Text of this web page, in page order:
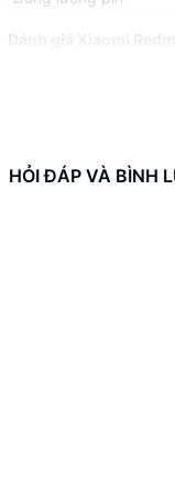
lớn, pin trâu và hiệu
Trong phân khúc
HỎI ĐÁP VÀ BÌNH